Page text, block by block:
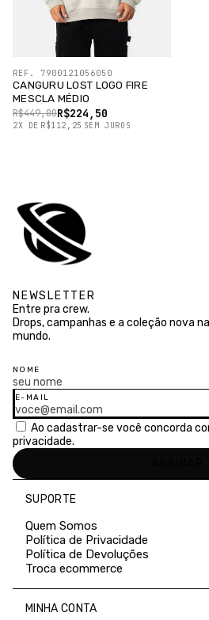
CANGURU LOST LOGO FIRE
MESCLA MÉDIO
R$224,50
R$449,00
2X DE R$112,25 SEM JUROS
REF. 7900121056050
NEWSLETTER
Entre pra crew.
Drops, campanhas e a coleção nova
mundo.
NOME
E-MAIL
Ao cadastrar-se você concorda
privacidade.
SUPORTE
Quem Somos
Política de Privacidade
Política de Devoluções
Troca ecommerce
MINHA CONTA